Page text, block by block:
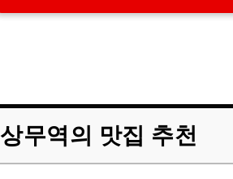
상무역의 맛집 추천